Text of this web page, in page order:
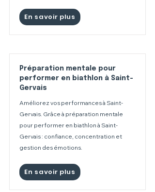
En savoir plus
Préparation mentale pour
performer en biathlon à Saint-
Gervais
Améliorez vos performances à Saint-
Gervais. Grâce à préparation mentale
pour performer en biathlon à Saint-
Gervais : confiance, concentration et
gestion des émotions.
En savoir plus